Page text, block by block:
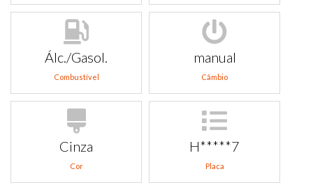
Álc./Gasol.
Combustível
manual
Câmbio
Cinza
Cor
H*****7
Placa